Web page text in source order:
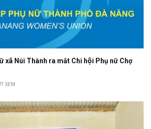
xã Núi Thành ra mắt Chi hội Phụ nữ Chợ
XEM